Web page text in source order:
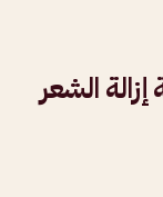
الشعر